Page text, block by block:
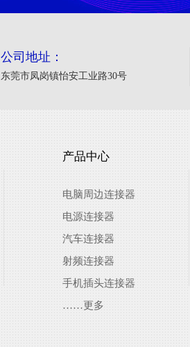
公司地址：
东莞市凤岗镇怡安工业路30号
产品中心
电脑周边连接器
电源连接器
汽车连接器
射频连接器
手机插头连接器
……更多